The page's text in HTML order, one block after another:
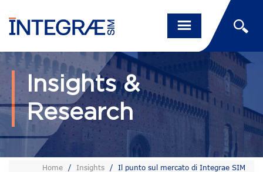
Insights &
Research
Home / Insights / Il punto sul mercato di Integrae SIM